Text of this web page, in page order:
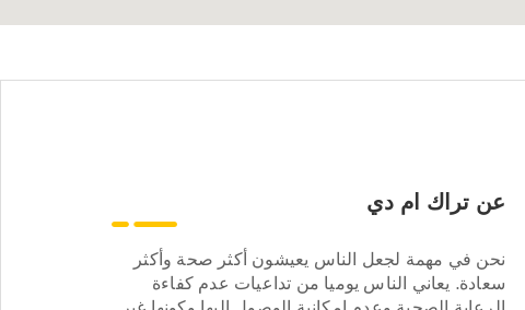
عن تراك ام دي
نحن في مهمة لجعل الناس يعيشون أكثر صحة وأكثر
سعادة. يعاني الناس يوميا من تداعيات عدم كفاءة